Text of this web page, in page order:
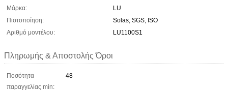
Μάρκα:
LU
Πιστοποίηση:
Solas, SGS, ISO
Αριθμό μοντέλου:
LU1100S1
Πληρωμής & Αποστολής Όροι
Ποσότητα
παραγγελίας min:
48